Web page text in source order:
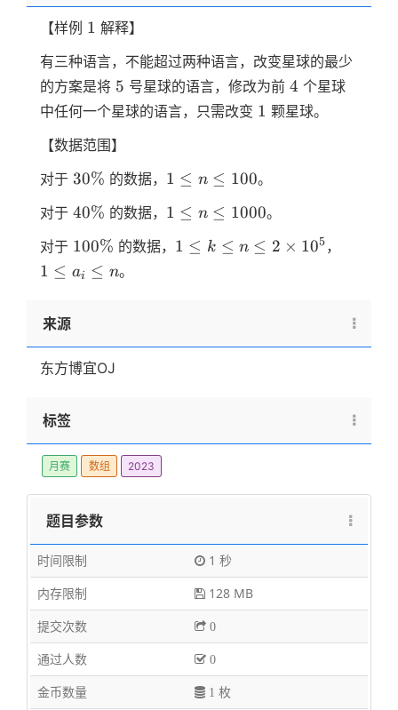
【样例 1
1 解释】
有三种语言，不能超过两种语言，改变星球的最少
的方案是将 5
5 号星球的语言，修改为前 4
4 个星球
中任何一个星球的语言，只需改变 1
1 颗星球。
【数据范围】
对于 30\%
30% 的数据， 1
n
\leq
100
1 ≤ n ≤ 100。
对于 40\%
40% 的数据， 1
1 ≤ n ≤ 1000。
对于 100\%
100% 的数据， 1 \leq
10^5
1 ≤ k ≤ n ≤ 2 × 105，
1 ≤ ai ≤ n。
来源
东方博宜OJ
标签
月赛 数组 2023
题目参数
时间限制
1 秒
内存限制
128 MB
提交次数
0
通过人数 0
金币数量 1 枚